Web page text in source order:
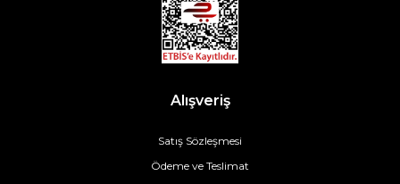
Alışveriş
Satış Sözleşmesi
Ödeme ve Teslimat